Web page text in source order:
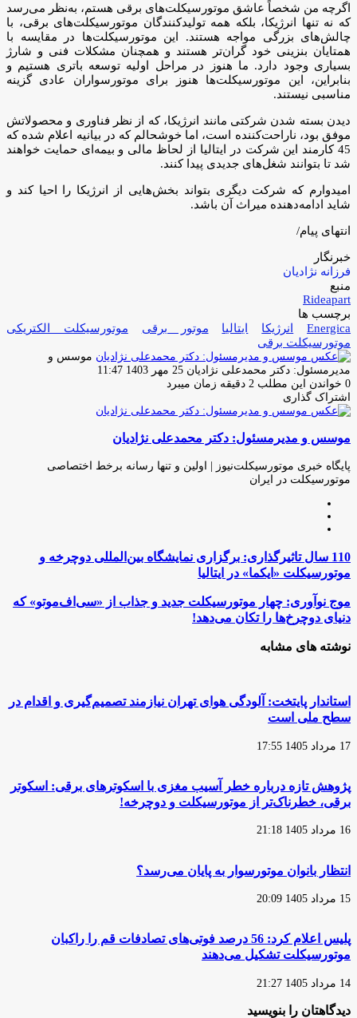
اگرچه من شخصاً عاشق موتورسیکلت‌های برقی هستم، به‌نظر می‌رسد
که نه تنها انرژیکا، بلکه همه تولیدکنندگان موتورسیکلت‌های برقی، با
چالش‌های بزرگی مواجه هستند. این موتورسیکلت‌ها در مقایسه با
همتایان بنزینی خود گران‌تر هستند و همچنان مشکلات فنی و شارژ
بسیاری وجود دارد. ما هنوز در مراحل اولیه توسعه باتری هستیم و
بنابراین، این موتورسیکلت‌ها هنوز برای موتورسواران عادی گزینه
مناسبی نیستند.
دیدن بسته شدن شرکتی مانند انرژیکا، که از نظر فناوری و محصولاتش
موفق بود، ناراحت‌کننده است، اما خوشحالم که در بیانیه اعلام شده که
45 کارمند این شرکت در ایتالیا از لحاظ مالی و بیمه‌ای حمایت خواهند
شد تا بتوانند شغل‌های جدیدی پیدا کنند.
امیدوارم که شرکت دیگری بتواند بخش‌هایی از انرژیکا را احیا کند و
شاید ادامه‌دهنده میراث آن باشد.
انتهای پیام/
خبرنگار
فرزانه نژادیان
منبع
Rideapart
برچسب ها
Energica
انرژیکا ایتالیا موتور برقی
موتورسیکلت الکتریکى
موتورسیکلت برقى
موسس و
مدیرمسئول: دکتر محمدعلی نژادیان ارسال
ایمیل
25 مهر 1403 11:47
0 خواندن این مطلب 2 دقیقه زمان میبرد
اشتراک گذاری
فیس
توئیتر
لینکدین
واتس
تلگرام
اشتراک
از
ایمیل
چاپ
موسس و مدیرمسئول: دکتر محمدعلی نژادیان
پایگاه خبری موتورسیکلت‌نیوز | اولین و تنها رسانه برخط اختصاصی
موتورسیکلت در ایران
110
سال
تاثیرگذاری:
برگزاری
نمایشگاه
بین‌المللی
و
ایتالیا
110 سال تاثیرگذاری: برگزاری نمایشگاه بین‌المللی دوچرخه و
موتورسیکلت «ایکما» در ایتالیا
موج
نوآوری:
چهار
موتورسیکلت
جدید
از
«سی‌اف‌موتو»
که
دوچرخ‌ها
می‌دهد!‎
موج نوآوری: چهار موتورسیکلت جدید و جذاب از «سی‌اف‌موتو» که
دنیای دوچرخ‌ها را تکان می‌دهد!‎
نوشته های مشابه
استاندار پایتخت: آلودگی هوای تهران نیازمند تصمیم‌گیری و اقدام در
سطح ملی است
17 مرداد 1405 17:55
پژوهش تازه درباره خطر آسیب مغزی با اسکوترهای برقی: اسکوتر
برقی، خطرناک‌تر از موتورسیکلت و دوچرخه!
16 مرداد 1405 21:18
انتظار بانوان موتورسوار به پایان می‌رسد؟
15 مرداد 1405 20:09
پلیس اعلام کرد: 56 درصد فوتی‌های تصادفات قم را راکبان
موتورسیکلت تشکیل می‌دهند
14 مرداد 1405 21:27
دیدگاهتان را بنویسید